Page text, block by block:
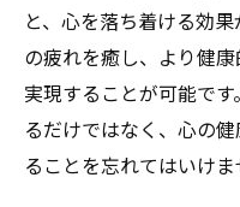
と、心を落ち着ける効
の疲れを癒し、より健
実現することが可能で
るだけではなく、心の
ることを忘れてはいけま